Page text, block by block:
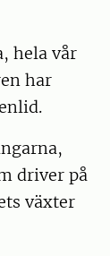
hela vår
har
driver på
växter